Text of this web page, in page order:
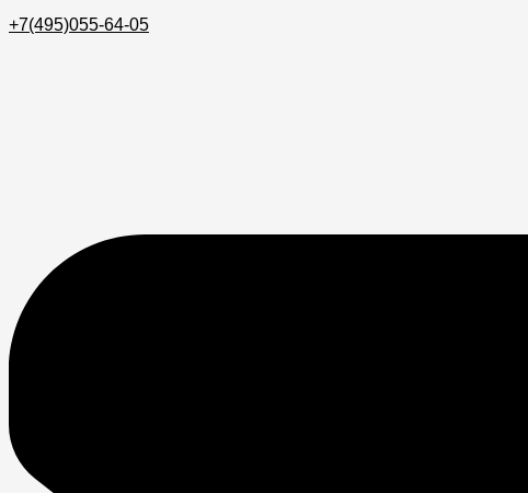
+7(495)055-64-05